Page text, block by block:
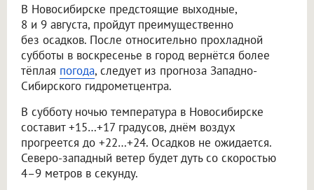
В Новосибирске предстоящие выходные,
8 и 9 августа, пройдут преимущественно
без осадков. После относительно прохладной
субботы в воскресенье в город вернётся более
тёплая погода, следует из прогноза Западно-
Сибирского гидрометцентра.
В субботу ночью температура в Новосибирске
составит +15…+17 градусов, днём воздух
прогреется до +22…+24. Осадков не ожидается.
Северо-западный ветер будет дуть со скоростью
4–9 метров в секунду.